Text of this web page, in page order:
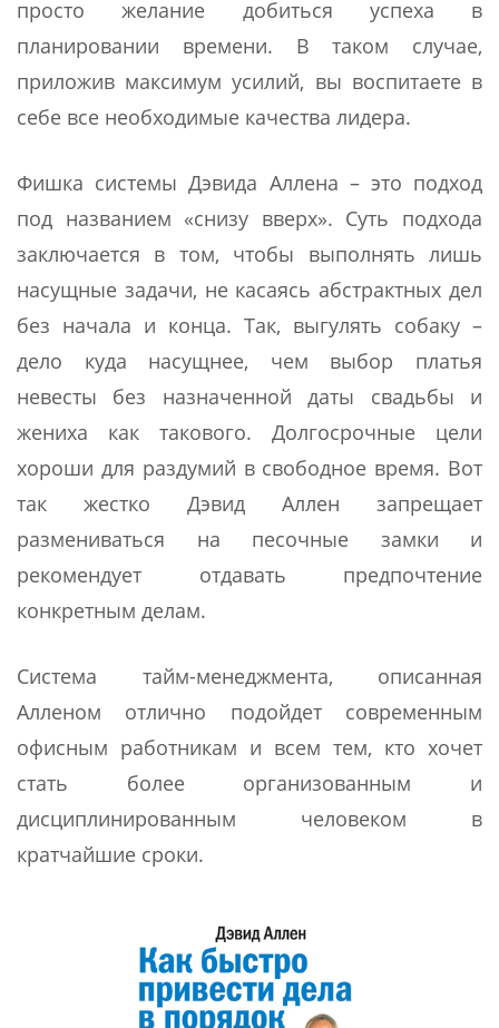
просто желание добиться успеха в
планировании времени. В таком случае,
приложив максимум усилий, вы воспитаете в
себе все необходимые качества лидера.
Фишка системы Дэвида Аллена – это подход
под названием «снизу вверх». Суть подхода
заключается в том, чтобы выполнять лишь
насущные задачи, не касаясь абстрактных дел
без начала и конца. Так, выгулять собаку –
дело куда насущнее, чем выбор платья
невесты без назначенной даты свадьбы и
жениха как такового. Долгосрочные цели
хороши для раздумий в свободное время. Вот
так жестко Дэвид Аллен запрещает
размениваться на песочные замки и
рекомендует отдавать предпочтение
конкретным делам.
Система тайм-менеджмента, описанная
Алленом отлично подойдет современным
офисным работникам и всем тем, кто хочет
стать более организованным и
дисциплинированным человеком в
кратчайшие сроки.